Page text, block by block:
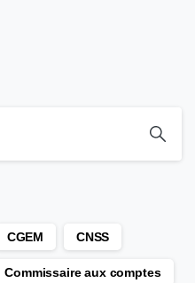
CGEM CNSS
Commissaire aux comptes